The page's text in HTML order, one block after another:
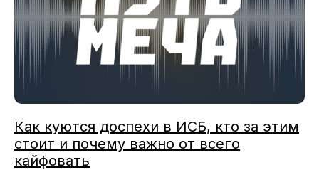
Как куются доспехи в ИСБ, кто за этим
стоит и почему важно от всего
кайфовать